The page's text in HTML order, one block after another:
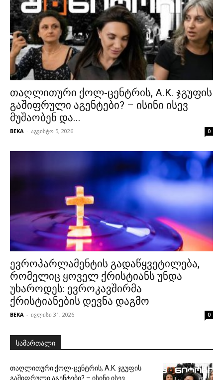
თაღლითური ქოლ-ცენტრის, A.K. ჯგუფის
გაშიფრული აგენტები? – ისინი ისევ
მუშაობენ და...
BEKA - აგვისტო 5, 2026 0
ევროპარლამენტის გადაწყვეტილება,
რომელიც ყოველ ქრისტიანს უნდა
უხაროდეს: ევროკავშირმა
ქრისტიანების დევნა დაგმო
BEKA - ივლისი 31, 2026 0
სამართალი
თაღლითური ქოლ-ცენტრის, A.K. ჯგუფის
გაშიფრული აგენტები? – ისინი ისევ